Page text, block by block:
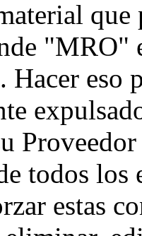
"MRO"
Hacer eso
todos los
estas